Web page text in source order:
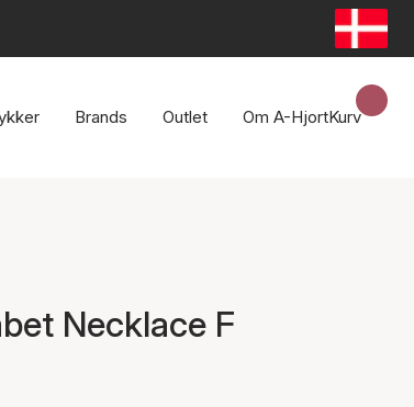
Brands Outlet Om A-HjortKurv
Necklace F